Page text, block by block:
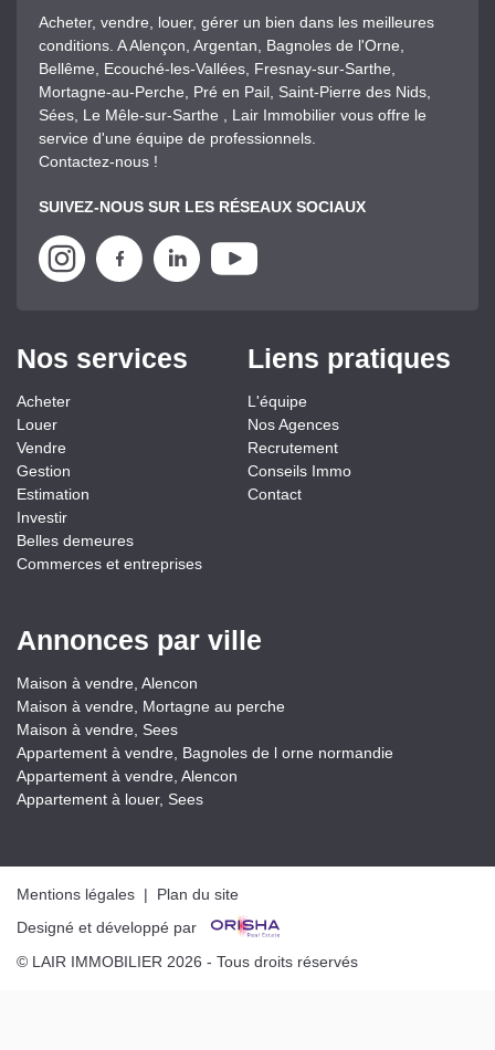
Acheter, vendre, louer, gérer un bien dans les meilleures
conditions. A Alençon, Argentan, Bagnoles de l'Orne,
Bellême, Ecouché-les-Vallées, Fresnay-sur-Sarthe,
Mortagne-au-Perche, Pré en Pail, Saint-Pierre des Nids,
Sées, Le Mêle-sur-Sarthe , Lair Immobilier vous offre le
service d'une équipe de professionnels.
Contactez-nous !
SUIVEZ-NOUS SUR LES RÉSEAUX SOCIAUX
Nos services
Acheter
Louer
Vendre
Gestion
Estimation
Investir
Belles demeures
Commerces et entreprises
Liens pratiques
L'équipe
Nos Agences
Recrutement
Conseils Immo
Contact
Annonces par ville
Maison à vendre, Alencon
Maison à vendre, Mortagne au perche
Maison à vendre, Sees
Appartement à vendre, Bagnoles de l orne normandie
Appartement à vendre, Alencon
Appartement à louer, Sees
Mentions légales | Plan du site
Designé et développé par
© LAIR IMMOBILIER 2026 - Tous droits réservés